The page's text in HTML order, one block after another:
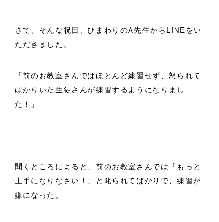
さて、そんな祝日、ひまわりのA先生からLINEをい
ただきました。
「前のお教室さんではほとんど練習せず、怒られて
ばかりいた生徒さんが練習するようになりまし
た！」
聞くところによると、前のお教室さんでは「もっと
上手になりなさい！」と叱られてばかりで、練習が
嫌になった。